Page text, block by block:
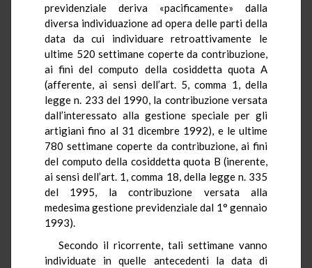
previdenziale deriva «pacificamente» dalla
diversa individuazione ad opera delle parti della
data da cui individuare retroattivamente le
ultime 520 settimane coperte da contribuzione,
ai fini del computo della cosiddetta quota A
(afferente, ai sensi dell’art. 5, comma 1, della
legge n. 233 del 1990, la contribuzione versata
dall’interessato alla gestione speciale per gli
artigiani fino al 31 dicembre 1992), e le ultime
780 settimane coperte da contribuzione, ai fini
del computo della cosiddetta quota B (inerente,
ai sensi dell’art. 1, comma 18, della legge n. 335
del 1995, la contribuzione versata alla
medesima gestione previdenziale dal 1° gennaio
1993).
Secondo il ricorrente, tali settimane vanno
individuate in quelle antecedenti la data di